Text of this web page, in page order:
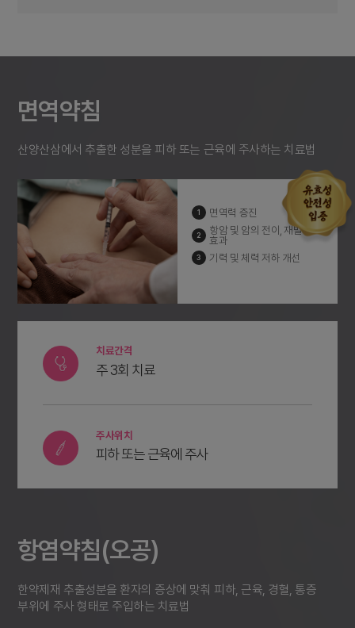
면역약침
산양산삼에서 추출한 성분을 피하 또는 근육에 주사하는 치료법
1 면역력 증진
2
항암 및 암의 전이, 재발 방지
효과
3 기력 및 체력 저하 개선
치료간격
주 3회 치료
주사위치
피하 또는 근육에 주사
항염약침(오공)
한약제재 추출성분을 환자의 증상에 맞춰 피하, 근육, 경혈, 통증
부위에 주사 형태로 주입하는 치료법